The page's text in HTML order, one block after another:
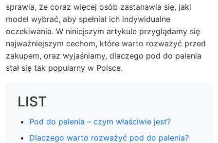
sprawia, że coraz więcej osób zastanawia się, jaki
model wybrać, aby spełniał ich indywidualne
oczekiwania. W niniejszym artykule przyglądamy się
najważniejszym cechom, które warto rozważyć przed
zakupem, oraz wyjaśniamy, dlaczego pod do palenia
stał się tak popularny w Polsce.
LIST
Pod do palenia – czym właściwie jest?
Dlaczego warto rozważyć pod do palenia?